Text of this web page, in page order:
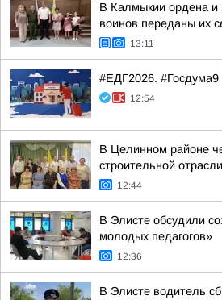
В Калмыкии ордена и
воинов переданы их
13:11
#ЕДГ2026. #Госдума9
12:54
В Целинном районе
строительной отрасли
12:44
В Элисте обсудили
молодых педагогов»
12:36
В Элисте водитель